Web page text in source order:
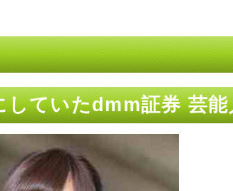
ていたdmm証券 芸能